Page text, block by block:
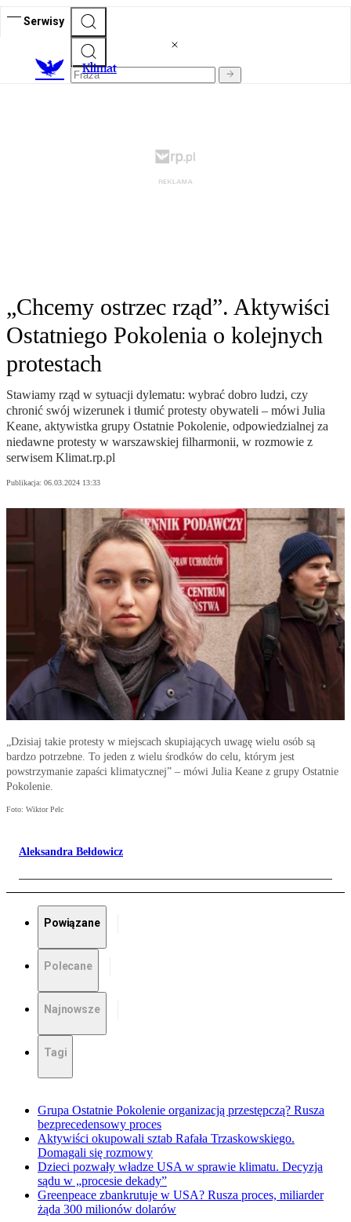
Serwisy
Klimat
„Chcemy ostrzec rząd”. Aktywiści
Ostatniego Pokolenia o kolejnych
protestach
Stawiamy rząd w sytuacji dylematu: wybrać dobro ludzi, czy
chronić swój wizerunek i tłumić protesty obywateli – mówi Julia
Keane, aktywistka grupy Ostatnie Pokolenie, odpowiedzialnej za
niedawne protesty w warszawskiej filharmonii, w rozmowie z
serwisem Klimat.rp.pl
Publikacja: 06.03.2024 13:33
„Dzisiaj takie protesty w miejscach skupiających uwagę wielu osób są
bardzo potrzebne. To jeden z wielu środków do celu, którym jest
powstrzymanie zapaści klimatycznej” – mówi Julia Keane z grupy Ostatnie
Pokolenie.
Foto: Wiktor Pelc
Aleksandra Bełdowicz
Powiązane
Polecane
Najnowsze
Tagi
Grupa Ostatnie Pokolenie organizacją przestępczą? Rusza
bezprecedensowy proces
Aktywiści okupowali sztab Rafała Trzaskowskiego.
Domagali się rozmowy
Dzieci pozwały władze USA w sprawie klimatu. Decyzja
sądu w „procesie dekady”
Greenpeace zbankrutuje w USA? Rusza proces, miliarder
żąda 300 milionów dolarów